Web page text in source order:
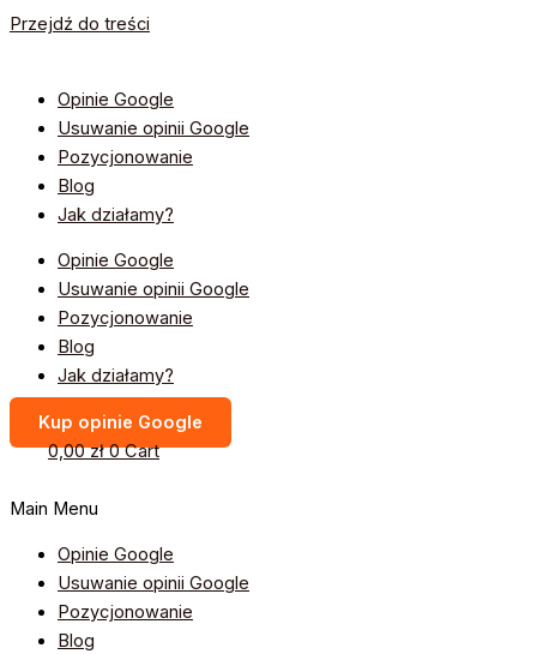
Przejdź do treści
Opinie Google
Usuwanie opinii Google
Pozycjonowanie
Blog
Jak działamy?
Opinie Google
Usuwanie opinii Google
Pozycjonowanie
Blog
Jak działamy?
Kup opinie Google
0,00zł 0 Cart
Main Menu
Opinie Google
Usuwanie opinii Google
Pozycjonowanie
Blog